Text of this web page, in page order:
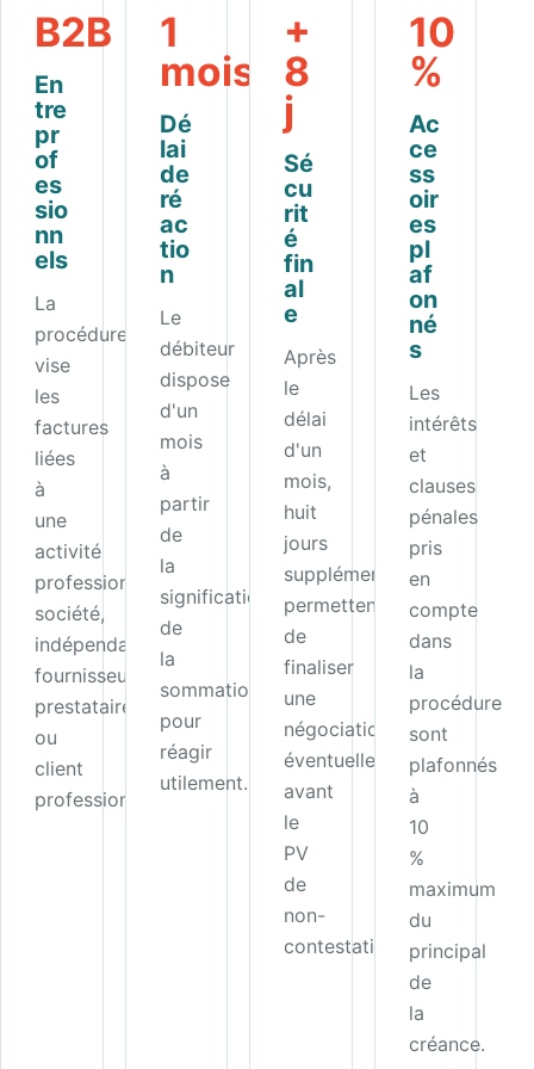
B2B
En
tre
pr
of
es
sio
nn
els
La
procédure
vise
les
factures
liées
à
une
activité
professionnelle :
société,
indépendant,
fournisseur,
prestataire
ou
client
professionnel.
1
mois
Dé
lai
de
ré
ac
tio
n
Le
débiteur
dispose
d'un
mois
à
partir
de
la
signification
de
la
sommation
pour
réagir
utilement.
+
8
j
Sé
cu
rit
é
fin
al
e
Après
le
délai
d'un
mois,
huit
jours
supplémentaires
permettent
de
finaliser
une
négociation
éventuelle
avant
le
PV
de
non-
contestation.
10
%
Ac
ce
ss
oir
es
pl
af
on
né
s
Les
intérêts
et
clauses
pénales
pris
en
compte
dans
la
procédure
sont
plafonnés
à
10
%
maximum
du
principal
de
la
créance.